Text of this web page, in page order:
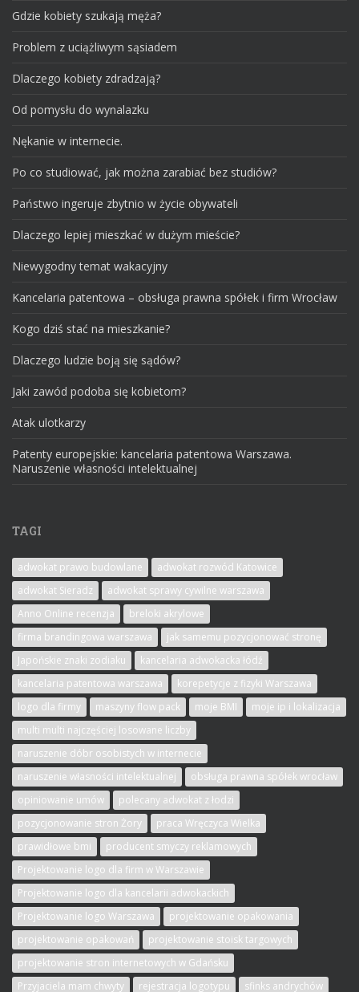
Gdzie kobiety szukają męża?
Problem z uciążliwym sąsiadem
Dlaczego kobiety zdradzają?
Od pomysłu do wynalazku
Nękanie w internecie.
Po co studiować, jak można zarabiać bez studiów?
Państwo ingeruje zbytnio w życie obywateli
Dlaczego lepiej mieszkać w dużym mieście?
Niewygodny temat wakacyjny
Kancelaria patentowa – obsługa prawna spółek i firm Wrocław
Kogo dziś stać na mieszkanie?
Dlaczego ludzie boją się sądów?
Jaki zawód podoba się kobietom?
Atak ulotkarzy
Patenty europejskie: kancelaria patentowa Warszawa.
Naruszenie własności intelektualnej
TAGI
adwokat prawo budowlane
adwokat rozwód Katowice
adwokat Sieradz
adwokat sprawy cywilne warszawa
Anno Online recenzja
breloki akrylowe
firma brandingowa warszawa
jak samemu pozycjonować stronę
Japońskie znaki zodiaku
kancelaria adwokacka łódź
kancelaria patentowa warszawa
korepetycje z fizyki Warszawa
logo dla firmy
maszyny flow pack moje BMI
moje ip i lokalizacja
multi multi najczęściej losowane liczby
naruszenie dóbr osobistych w internecie
naruszenie własności intelektualnej
obsługa prawna spółek wrocław
opiniowanie umów
polecany adwokat z łodzi
pozycjonowanie stron Żory
praca Wręczyca Wielka
prawidłowe bmi
producent smyczy reklamowych
Projektowanie logo dla firm w Warszawie
Projektowanie logo dla kancelarii adwokackich
Projektowanie logo Warszawa
projektowanie opakowania
projektowanie opakowań
projektowanie stoisk targowych
projektowanie stron internetowych w Gdańsku
Przyjaciela mam chwyty
rejestracja logotypu sfinks andrychów